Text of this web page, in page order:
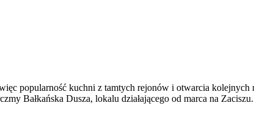
popularność kuchni z tamtych rejonów i otwarcia kolejnych
Bałkańska Dusza, lokalu działającego od marca na